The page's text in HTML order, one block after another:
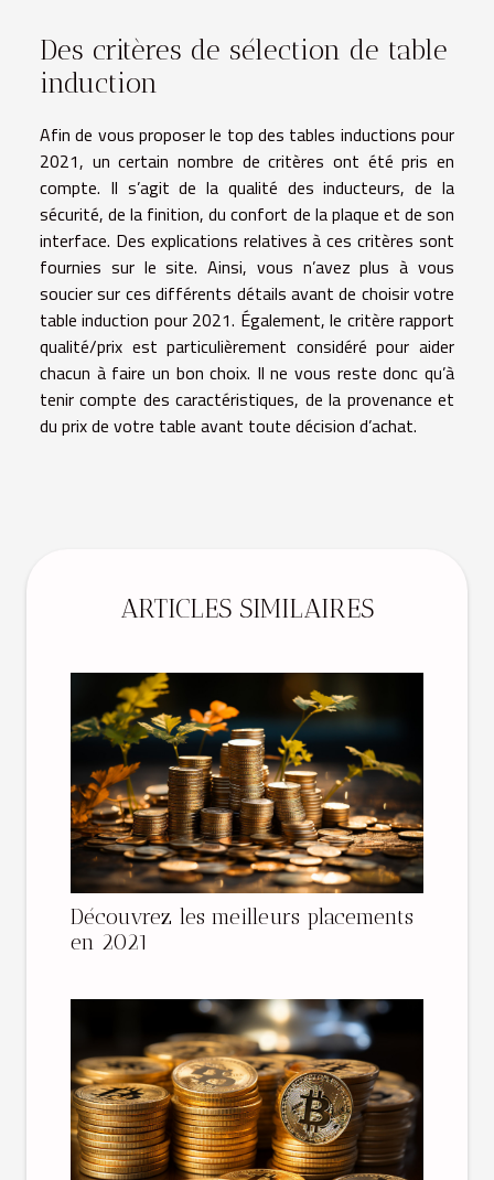
Des critères de sélection de table
induction
Afin de vous proposer le top des tables inductions pour
2021, un certain nombre de critères ont été pris en
compte. Il s’agit de la qualité des inducteurs, de la
sécurité, de la finition, du confort de la plaque et de son
interface. Des explications relatives à ces critères sont
fournies sur le site. Ainsi, vous n’avez plus à vous
soucier sur ces différents détails avant de choisir votre
table induction pour 2021. Également, le critère rapport
qualité/prix est particulièrement considéré pour aider
chacun à faire un bon choix. Il ne vous reste donc qu’à
tenir compte des caractéristiques, de la provenance et
du prix de votre table avant toute décision d’achat.
ARTICLES SIMILAIRES
Découvrez les meilleurs placements
en 2021